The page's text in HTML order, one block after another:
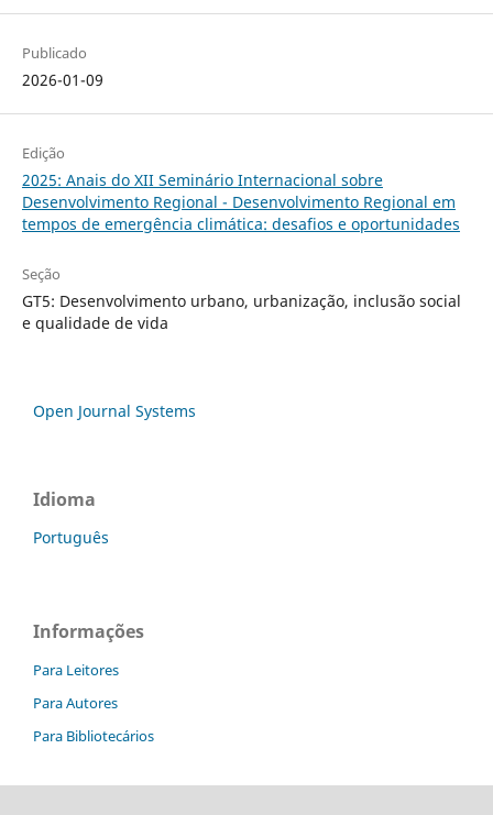
Publicado
2026-01-09
Edição
2025: Anais do XII Seminário Internacional sobre
Desenvolvimento Regional - Desenvolvimento Regional em
tempos de emergência climática: desafios e oportunidades
Seção
GT5: Desenvolvimento urbano, urbanização, inclusão social
e qualidade de vida
Open Journal Systems
Idioma
Português
Informações
Para Leitores
Para Autores
Para Bibliotecários